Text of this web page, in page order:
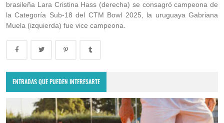
brasileña Lara Cristina Hass (derecha) se consagró campeona de
la Categoría Sub-18 del CTM Bowl 2025, la uruguaya Gabriana
Muela (izquierda) fue vice campeona.
ENTRADAS QUE PUEDEN INTERESARTE